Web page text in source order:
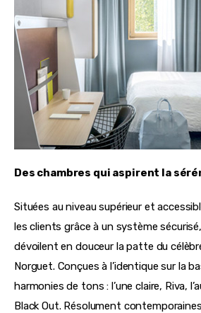
Des chambres qui aspirent la
Situées au niveau supérieur et
les clients grâce à un système
dévoilent en douceur la patte du
Norguet. Conçues à l’identique sur la
harmonies de tons : l’une claire, Riva,
Black Out. Résolument